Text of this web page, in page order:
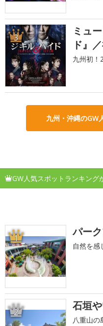
3
ミュ
ド』
九州初！
九州・沖縄のGW
GW人気スポットランキング
1 パー
自然を感
2 石垣
八重山の